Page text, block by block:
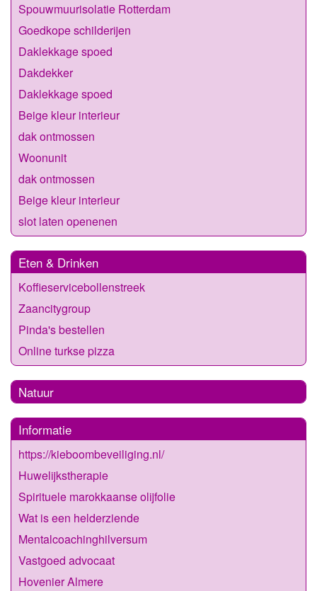
Spouwmuurisolatie Rotterdam
Goedkope schilderijen
Daklekkage spoed
Dakdekker
Daklekkage spoed
Beige kleur interieur
dak ontmossen
Woonunit
dak ontmossen
Beige kleur interieur
slot laten openenen
Eten & Drinken
Koffieservicebollenstreek
Zaancitygroup
Pinda's bestellen
Online turkse pizza
Natuur
Informatie
https://kieboombeveiliging.nl/
Huwelijkstherapie
Spirituele marokkaanse olijfolie
Wat is een helderziende
Mentalcoachinghilversum
Vastgoed advocaat
Hovenier Almere